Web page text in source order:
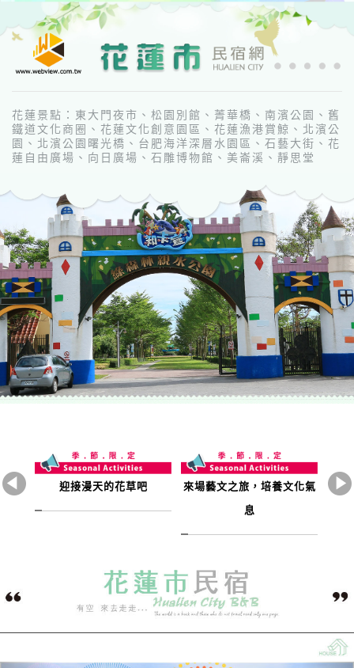
花蓮景點：東大門夜市、松園別館、菁華橋、南濱公園、舊
鐵道文化商圈、花蓮文化創意園區、花蓮漁港賞鯨、北濱公
園、北濱公園曙光橋、台肥海洋深層水園區、石藝大街、花
蓮自由廣場、向日廣場、石雕博物館、美崙溪、靜思堂
氣 花東花海季-花蓮 花東縱谷中，遇見金針花